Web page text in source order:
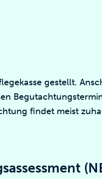
gestellt.
findet meist